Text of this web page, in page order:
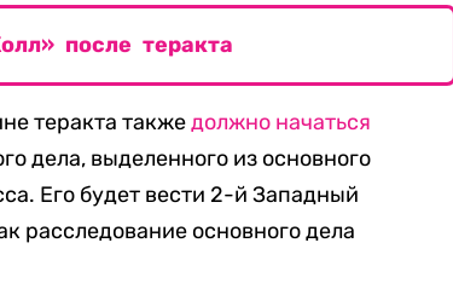
после теракта
теракта такжедолжно начаться
дела, выделенного из основного
Его будет вести 2-й Западный
расследование основного дела